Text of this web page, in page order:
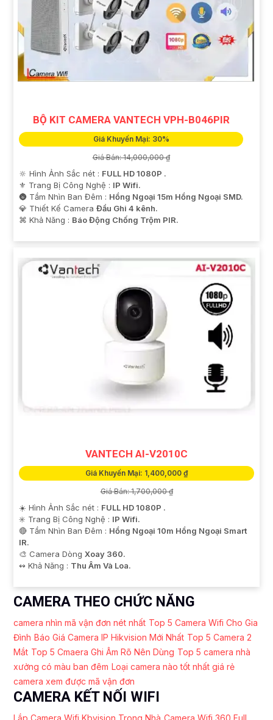
BỘ KIT CAMERA VANTECH VPH-B046PIR
Giá Khuyến Mại: 30%
Giá Bán: 14,000,000 ₫
🔆 Hình Ảnh Sắc nét : FULL HD 1080P .
⚜️ Trang Bị Công Nghệ : IP Wifi.
🌚 Tầm Nhìn Ban Đêm : Hồng Ngoại 15m Hồng Ngoại SMD.
💎 Thiết Kế Camera Đầu Ghi 4 kênh.
️⌘ Khả Năng : Báo Động Chống Trộm PIR.
VANTECH AI-V2010C
Giá Khuyến Mại: 1,400,000 ₫
Giá Bán: 1,700,000 ₫
☀️ Hình Ảnh Sắc nét : FULL HD 1080P .
✳️ Trang Bị Công Nghệ : IP Wifi.
🔴 Tầm Nhìn Ban Đêm : Hồng Ngoại 10m Hồng Ngoại Smart
IR.
🎨 Camera Dòng Xoay 360.
️↭ Khả Năng : Thu Âm Và Loa.
CAMERA THEO CHỨC NĂNG
camera nhìn mã vận đơn nét nhất Top 5 Camera Wifi Cho Gia
Đình Báo Giá Camera IP Hikvision Mới Nhất Top 5 Camera 2
Mắt Top 5 Cmaera Ghi Âm Rõ Nên Dùng Top 5 camera nhà
xưởng có màu ban đêm Loại camera nào tốt nhất giá rẻ
camera xem được mã vận đơn
CAMERA KẾT NỐI WIFI